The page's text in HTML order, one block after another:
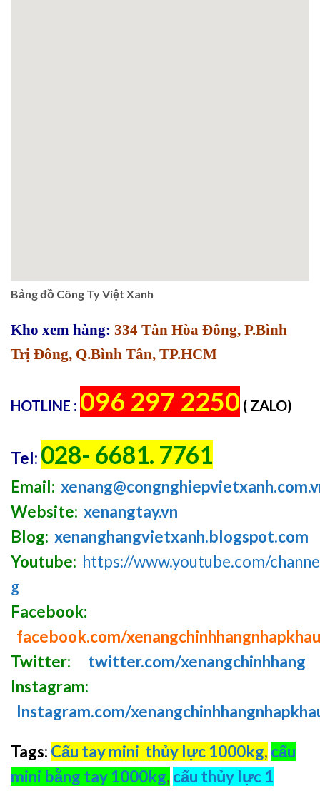
Bảng đồ Công Ty Việt Xanh
Kho xem hàng: 334 Tân Hòa Đông, P.Bình
Trị Đông, Q.Bình Tân, TP.HCM
HOTLINE : 096 297 2250 ( ZALO)
Tel: 028- 6681. 7761
Email:
Website: xenangtay.vn
Blog: xenanghangvietxanh.blogspot.com
Youtube: https://www.youtube.com/
g
Facebook:
facebook.com/xenangchinhhangnhapkhau
Twitter:
twitter.com/xenangchinhhang
Instagram:
Instagram.com/
Tags: Cẩu tay mini thủy lực 1000kg, cẩu
mini bằng tay 1000kg, cẩu thủy lực 1